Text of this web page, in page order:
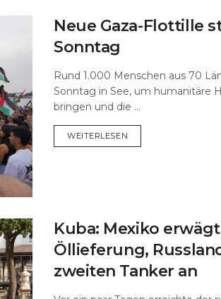
Neue Gaza-Flottille
Sonntag
Rund 1.000 Menschen aus 70
Sonntag in See, um humanitäre
bringen und die ...
WEITERLESEN
Kuba: Mexiko erwägt
Öllieferung,
zweiten Tanker an